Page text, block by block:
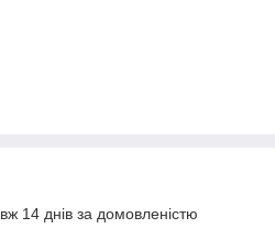
14 днів за домовленістю